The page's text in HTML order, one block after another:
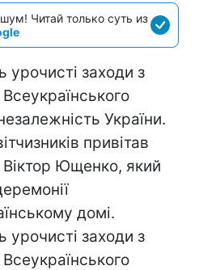
Читай только суть из
урочисті заходи з
Всеукраїнського
України.
привітав
Віктор Ющенко, який
домі.
урочисті заходи з
Всеукраїнського